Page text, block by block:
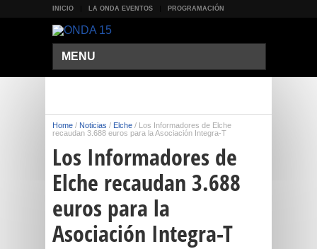
INICIO LA ONDA EVENTOS PROGRAMACIÓN
MENU
Home / Noticias / Elche / Los Informadores de Elche
recaudan 3.688 euros para la Asociación Integra-T
Los Informadores de
Elche recaudan 3.688
euros para la
Asociación Integra-T